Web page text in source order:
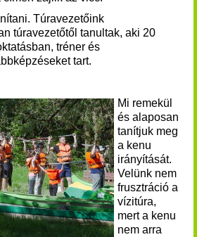
Túravezetőink
túravezetőtől tanultak, aki 20
tréner és
tart.
Mi remekül
és alaposan
tanítjuk meg
a kenu
irányítását.
​Velünk nem
frusztráció a
vízitúra,
mert a kenu
nem arra